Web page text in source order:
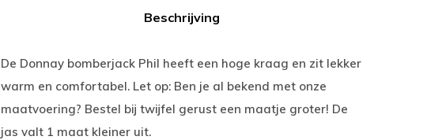
Beschrijving
De Donnay bomberjack Phil heeft een hoge kraag en zit lekker
warm en comfortabel. Let op: Ben je al bekend met onze
maatvoering? Bestel bij twijfel gerust een maatje groter! De
jas valt 1 maat kleiner uit.